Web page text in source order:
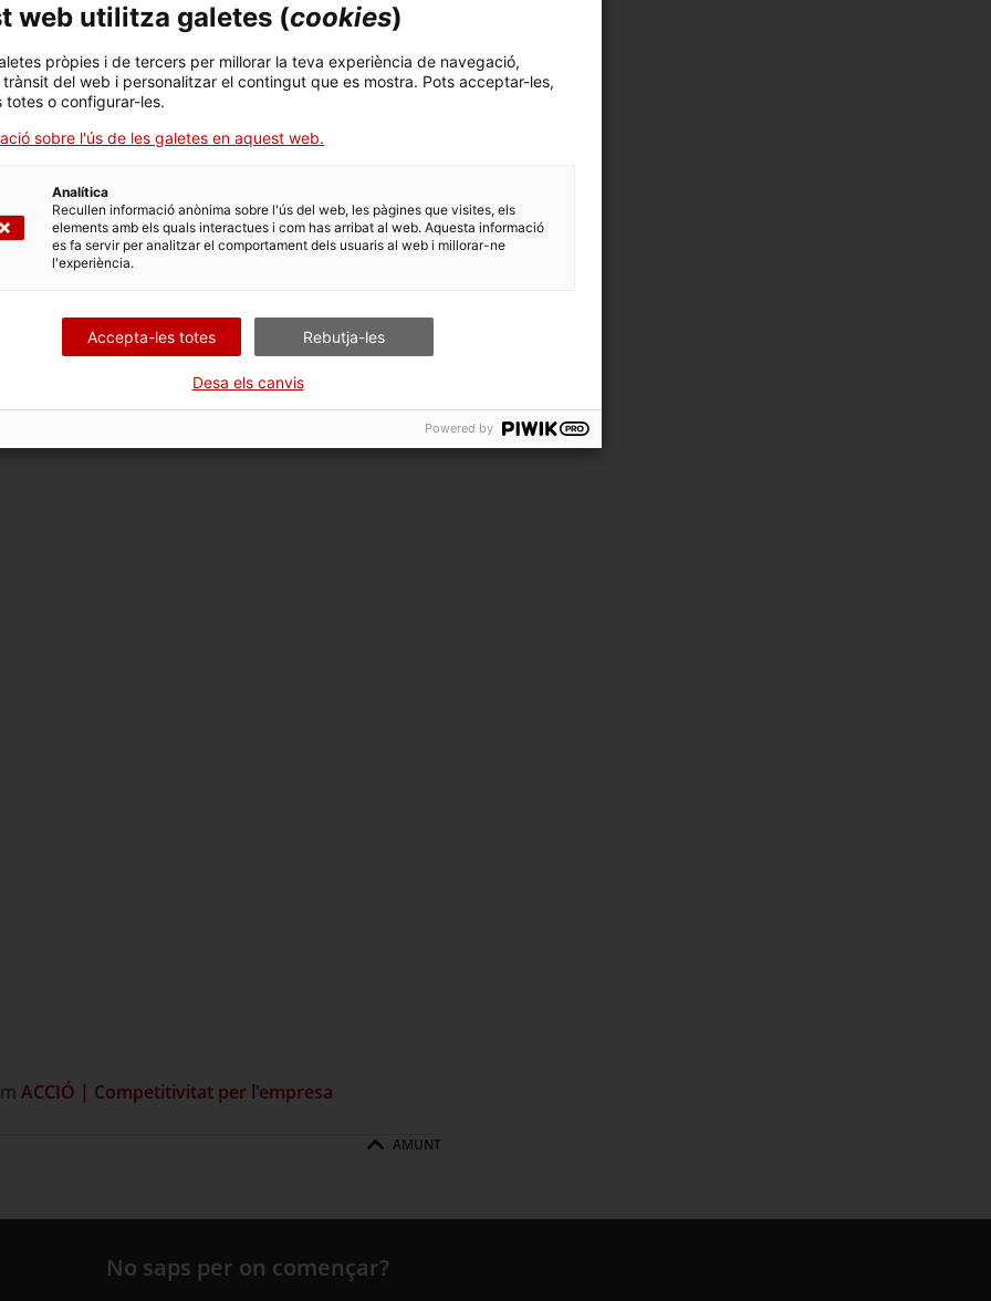
pertanyin a alguna xarxa reconeguda per l'
euros.
no repartir dividends fins que no s'hagi
ACCIÓ | Competitivitat per l'empresa
AMUNT
No saps per on començar?
web utilitza galetes (cookies)
pròpies i de tercers per millorar la teva experiència de navegació,
del web i personalitzar el contingut que es mostra. Pots acceptar-les,
totes o configurar-les.
sobre l'ús de les galetes en aquest web.
Analítica
Recullen informació anònima sobre l'ús del web, les pàgines que visites, els
elements amb els quals interactues i com has arribat al web. Aquesta informació
es fa servir per analitzar el comportament dels usuaris al web i millorar-ne
l'experiència.
Accepta-les totes Rebutja-les
Desa els canvis
Powered by